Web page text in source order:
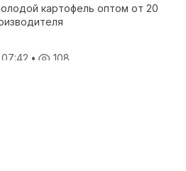
картофель оптом от 20
•
108